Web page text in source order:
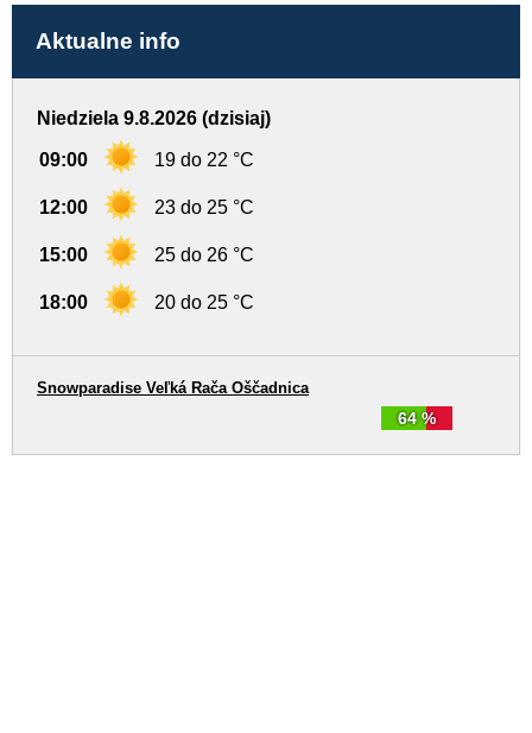
Aktualne info
Niedziela 9.8.2026 (dzisiaj)
09:00 19 do 22 °C
12:00 23 do 25 °C
15:00 25 do 26 °C
18:00 20 do 25 °C
64 %
Snowparadise Veľká Rača Oščadnica